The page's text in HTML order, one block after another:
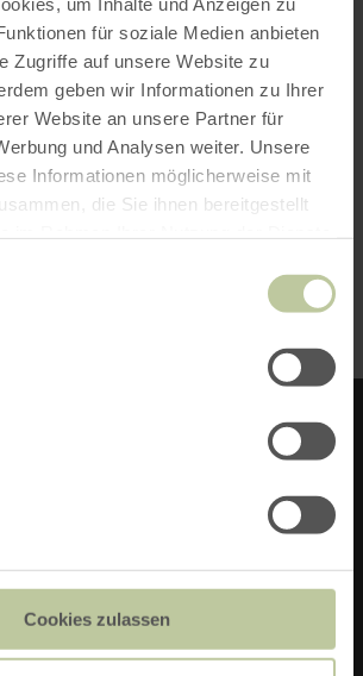
für soziale Medien anbieten
Zugriffe auf unsere Website zu
geben wir Informationen zu Ihrer
Website an unsere Partner für
und Analysen weiter. Unsere
Informationen möglicherweise mit
die Sie ihnen bereitgestellt
Cookies zulassen
Anliegen, ein
Nachterlebnis in
Eifel zu
3924